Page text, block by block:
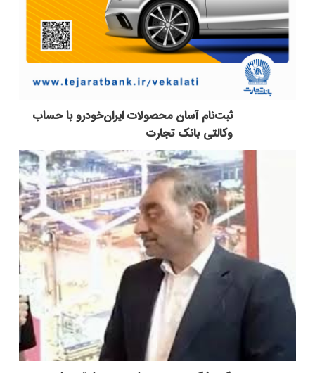
ثبت‌نام آسان محصولات ایران‌خودرو با حساب
وکالتی بانک تجارت